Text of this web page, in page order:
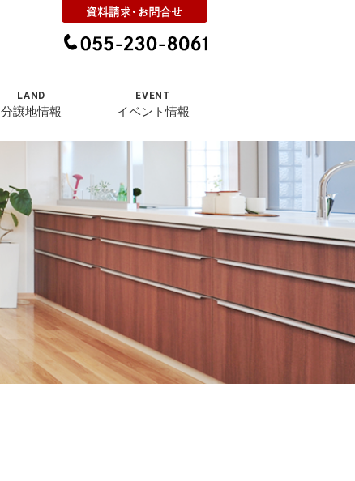
LAND
分譲地情報
EVENT
イベント情報